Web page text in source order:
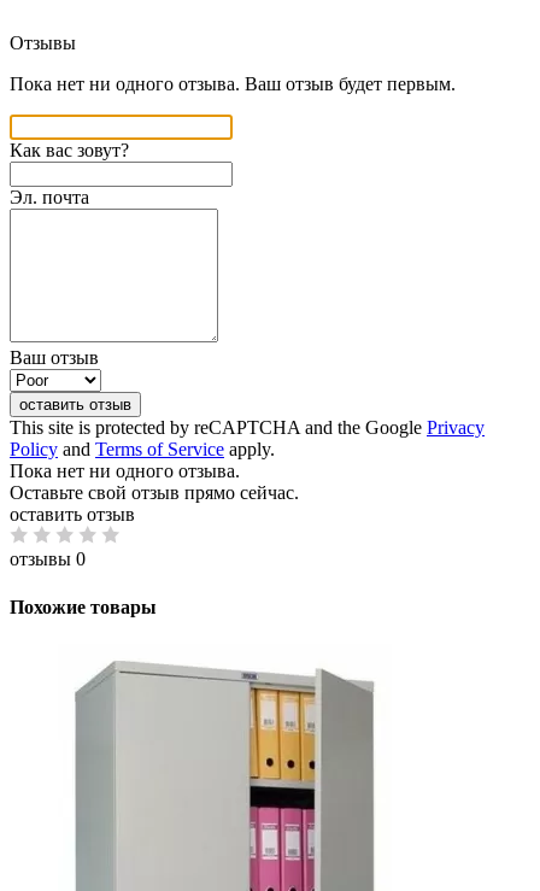
Отзывы
Пока нет ни одного отзыва. Ваш отзыв будет первым.
Как вас зовут?
Эл. почта
Ваш отзыв
оставить отзыв
This site is protected by reCAPTCHA and the Google Privacy
Policy and Terms of Service apply.
Пока нет ни одного отзыва.
Оставьте свой отзыв прямо сейчас.
оставить отзыв
отзывы 0
Похожие товары